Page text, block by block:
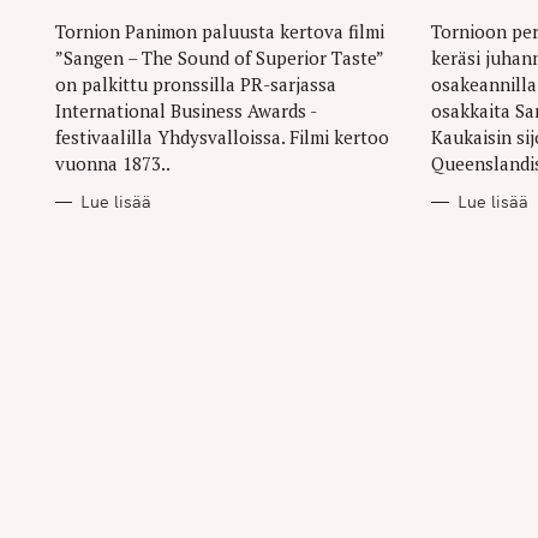
S
Tornion Panimon paluusta kertova filmi
”Sangen – The Sound of Superior Taste”
on palkittu pronssilla PR-sarjassa
International Business Awards -
festivaalilla Yhdysvalloissa. Filmi kertoo
vuonna 1873..
Lue lisää
S
Tornioon
keräsi
osakkaita
Kaukaisin
Lue lisää